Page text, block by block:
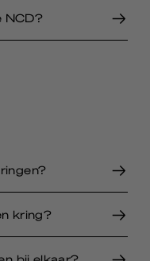
NCD?
kring?